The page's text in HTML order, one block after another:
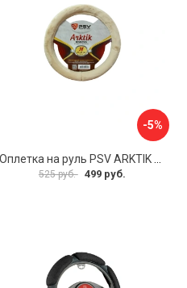
-5%
525 руб. 499 руб.